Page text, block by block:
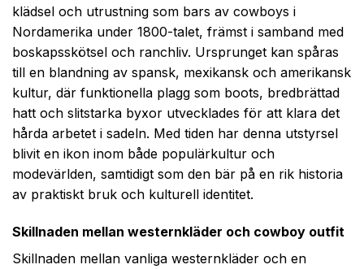
klädsel och utrustning som bars av cowboys i
Nordamerika under 1800-talet, främst i samband med
boskapsskötsel och ranchliv. Ursprunget kan spåras
till en blandning av spansk, mexikansk och amerikansk
kultur, där funktionella plagg som boots, bredbrättad
hatt och slitstarka byxor utvecklades för att klara det
hårda arbetet i sadeln. Med tiden har denna utstyrsel
blivit en ikon inom både populärkultur och
modevärlden, samtidigt som den bär på en rik historia
av praktiskt bruk och kulturell identitet.
Skillnaden mellan westernkläder och cowboy outfit
Skillnaden mellan vanliga westernkläder och en